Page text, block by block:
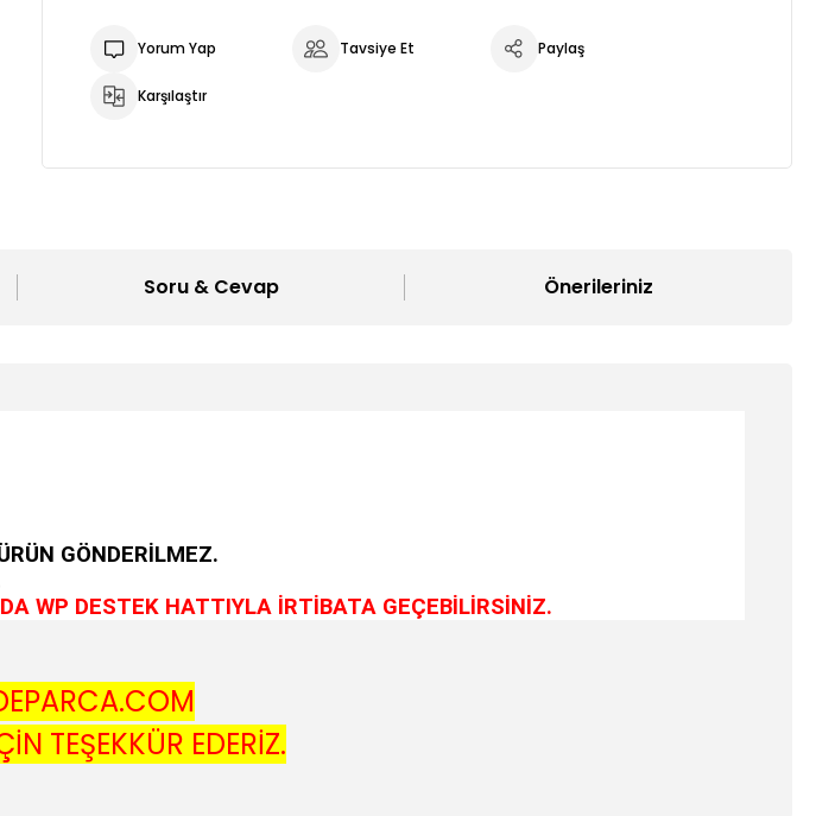
Yorum Yap Tavsiye Et Paylaş
Karşılaştır
Soru & Cevap Önerileriniz
GÖNDERİLMEZ.
WP DESTEK HATTIYLA İRTİBATA GEÇEBİLİRSİNİZ.
TEŞEKKÜR EDERİZ.